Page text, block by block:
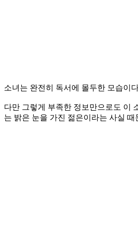
소녀는 완전히 독서에 몰두한 모습이
다만 그렇게 부족한 정보만으로도 이
는 밝은 눈을 가진 젊은이라는 사실 때